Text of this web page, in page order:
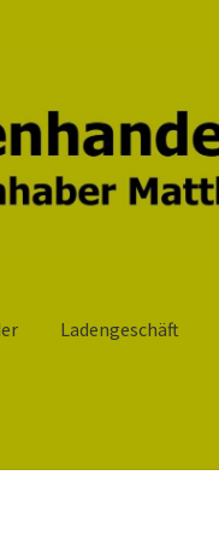
Ladengeschäft